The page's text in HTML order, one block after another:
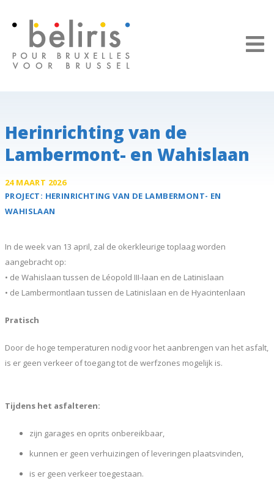
Herinrichting van de
Lambermont- en Wahislaan
24 MAART 2026
PROJECT: HERINRICHTING VAN DE LAMBERMONT- EN
WAHISLAAN
In de week van 13 april, zal de okerkleurige toplaag worden
aangebracht op:
• de Wahislaan tussen de Léopold III-laan en de Latinislaan
• de Lambermontlaan tussen de Latinislaan en de Hyacintenlaan
Pratisch
Door de hoge temperaturen nodig voor het aanbrengen van het asfalt,
is er geen verkeer of toegang tot de werfzones mogelijk is.
Tijdens het asfalteren:
zijn garages en oprits onbereikbaar,
kunnen er geen verhuizingen of leveringen plaatsvinden,
is er geen verkeer toegestaan.